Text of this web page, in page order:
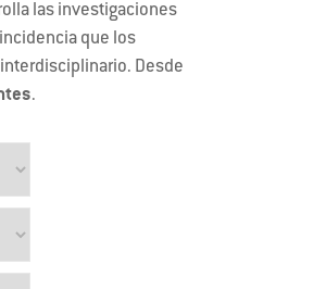
las investigaciones
que los
Desde
.